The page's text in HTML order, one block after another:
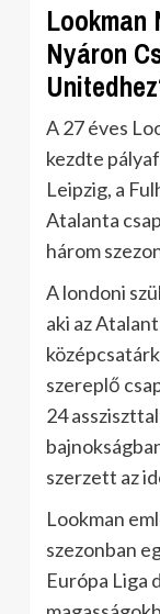
Lookman
Nyáron
A 27 éves
kezdte
Leipzig, a
Atalanta
három
A londoni
aki az
szereplő
24
szerzett az
Lookman
szezonban
Európa Liga